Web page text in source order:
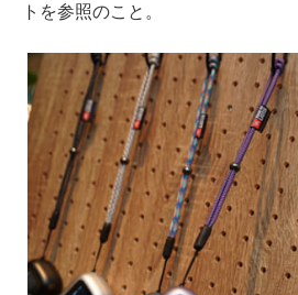
トを参照のこと。